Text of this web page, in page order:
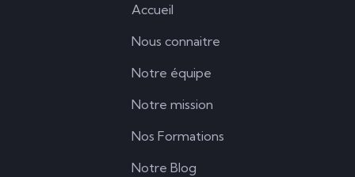
Accueil
Nous connaitre
Notre équipe
Notre mission
Nos Formations
Notre Blog